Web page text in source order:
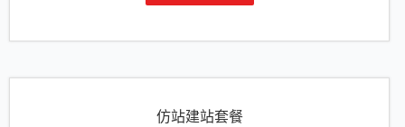
仿站建站套餐